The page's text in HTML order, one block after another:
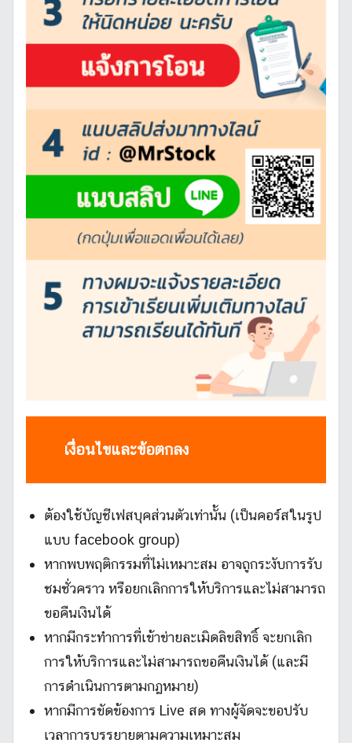
เงื่อนไขและข้อตกลง
ต้องใช้บัญชีเฟสบุคส่วนตัวเท่านั้น (เป็นคอร์สในรูป
แบบ facebook group)
หากพบพฤติกรรมที่ไม่เหมาะสม อาจถูกระงับการรับ
ชมชั่วคราว หรือยกเลิกการให้บริการและไม่สามารถ
ขอคืนเงินได้
หากมีกระทำการที่เข้าข่ายละเมิดลิขสิทธิ์ จะยกเลิก
การให้บริการและไม่สามารถขอคืนเงินได้ (และมี
การดำเนินการตามกฏหมาย)
หากมีการขัดข้องการ Live สด ทางผู้จัดจะขอปรับ
เวลาการบรรยายตามความเหมาะสม